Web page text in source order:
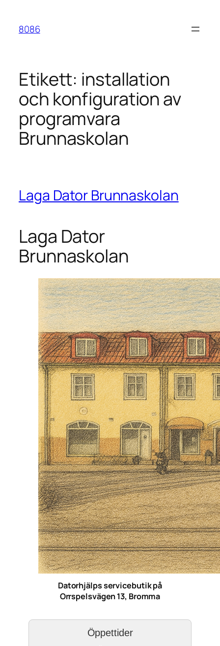
innehåll
8086
Etikett: installation
och konfiguration av
programvara
Brunnaskolan
Laga Dator Brunnaskolan
Laga Dator
Brunnaskolan
Datorhjälps servicebutik på
Orrspelsvägen 13, Bromma
Öppettider